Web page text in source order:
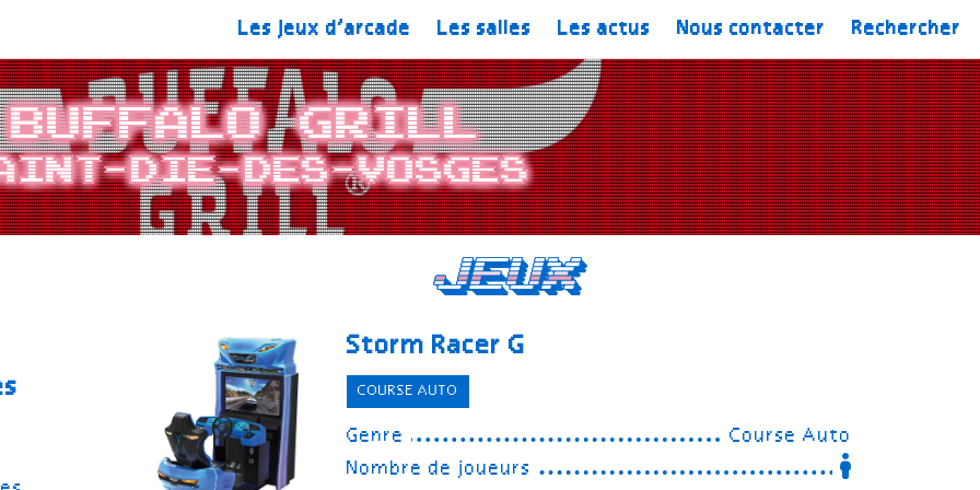
Les jeux d’arcade Les salles Les actus Nous contacter Rechercher
Buffalo Grill
Die-des-Vosges
Jeux
Storm Racer G
COURSE AUTO
Genre
Course Auto
Nombre de joueurs